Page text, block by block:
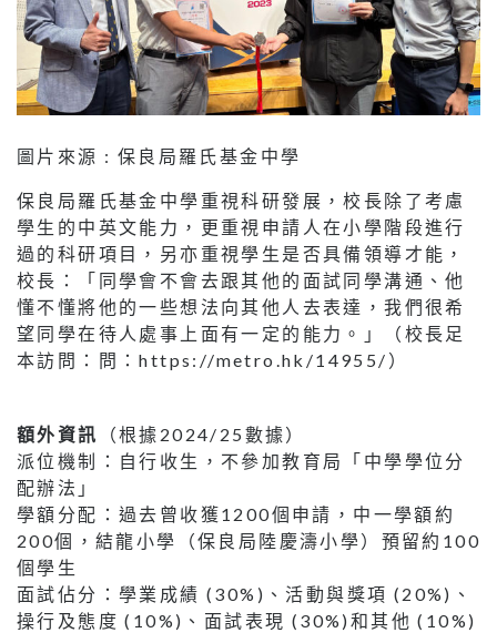
圖片來源 : 保良局羅氏基金中學
保良局羅氏基金中學重視科研發展，校長除了考慮
學生的中英文能力，更重視申請人在小學階段進行
過的科研項目，另亦重視學生是否具備領導才能，
校長：「同學會不會去跟其他的面試同學溝通、他
懂不懂將他的一些想法向其他人去表達，我們很希
望同學在待人處事上面有一定的能力。」（校長足
本訪問：問：https://metro.hk/14955/）
額外資訊
（根據2024/25數據）
派位機制：自行收生，不參加教育局「中學學位分
配辦法」
學額分配：過去曾收獲1200個申請，中一學額約
200個，結龍小學（保良局陸慶濤小學）預留約100
個學生
面試佔分：學業成績 (30%)、活動與獎項 (20%)、
操行及態度 (10%)、面試表現 (30%)和其他 (10%)